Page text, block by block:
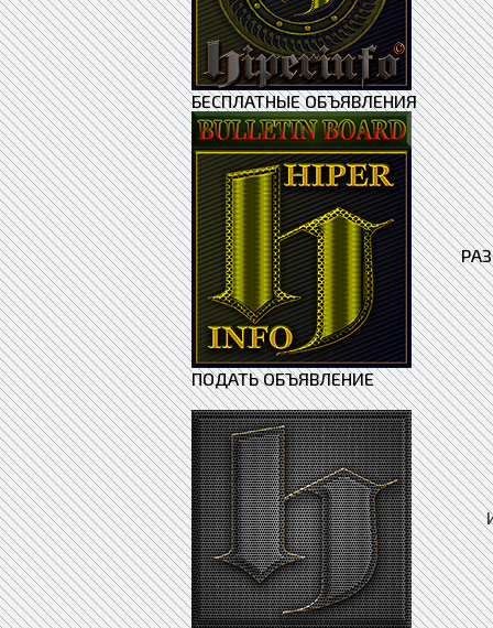
БЕСПЛАТНЫЕ ОБЪЯВЛЕНИЯ
ПОДАТЬ ОБЪЯВЛЕНИЕ